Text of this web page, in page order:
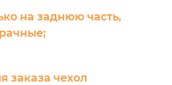
на заднюю часть,
заказа чехол